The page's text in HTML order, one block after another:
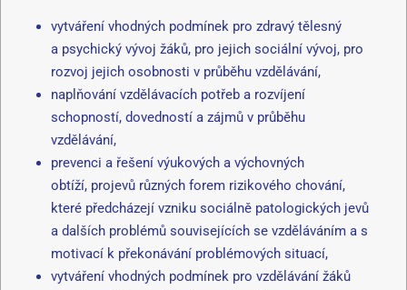
vytváření vhodných podmínek pro zdravý tělesný
a psychický vývoj žáků, pro jejich sociální vývoj, pro
rozvoj jejich osobnosti v průběhu vzdělávání,
naplňování vzdělávacích potřeb a rozvíjení
schopností, dovedností a zájmů v průběhu
vzdělávání,
prevenci a řešení výukových a výchovných
obtíží, projevů různých forem rizikového chování,
které předcházejí vzniku sociálně patologických jevů
a dalších problémů souvisejících se vzděláváním a s
motivací k překonávání problémových situací,
vytváření vhodných podmínek pro vzdělávání žáků